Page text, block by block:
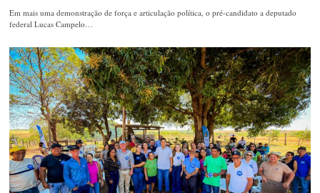
Em mais uma demonstração de força e articulação política, o pré-candidato a deputado
federal Lucas Campelo…